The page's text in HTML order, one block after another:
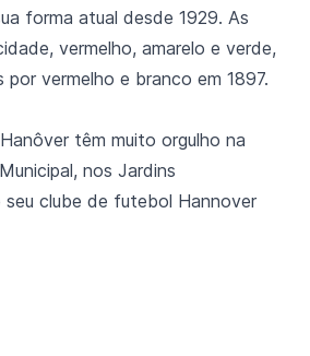
forma atual desde 1929. As
vermelho, amarelo e verde,
vermelho e branco em 1897.
têm muito orgulho na
nos Jardins
seu clube de futebol Hannover